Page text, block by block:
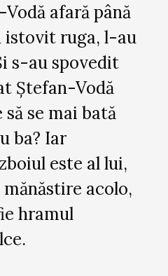
afară până
istovit ruga, l-au
s-au spovedit
Ștefan-Vodă
se mai bată
ba? Iar
este al lui,
acolo,
hramul